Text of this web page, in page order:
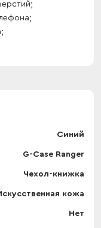
Синий
G-Case Ranger
Чехол-книжка
кожа
Нет